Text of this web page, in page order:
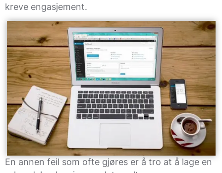
kreve engasjement.
En annen feil som ofte gjøres er å tro at å lage en